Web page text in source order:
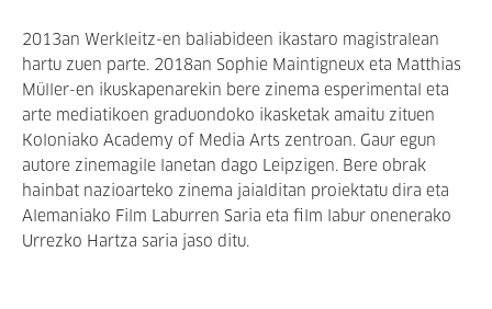
2013an Werkleitz-en baliabideen ikastaro magistralean
hartu zuen parte. 2018an Sophie Maintigneux eta Matthias
Müller-en ikuskapenarekin bere zinema esperimental eta
arte mediatikoen graduondoko ikasketak amaitu zituen
Koloniako Academy of Media Arts zentroan. Gaur egun
autore zinemagile lanetan dago Leipzigen. Bere obrak
hainbat nazioarteko zinema jaialditan proiektatu dira eta
Alemaniako Film Laburren Saria eta film labur onenerako
Urrezko Hartza saria jaso ditu.